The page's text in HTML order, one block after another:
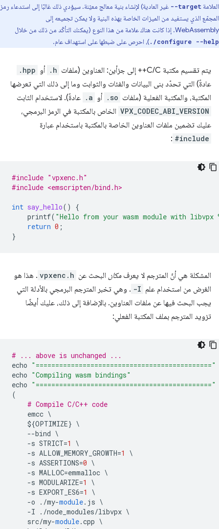
العلامة --target غير العادية) لإنشاء بنية معالج معيّنة. سيؤدي ذلك غالبًا إلى استدعاء رمز
المجمّع الذي يستفيد من الميزات الخاصة بهذه البنية ولا يمكن تجميعه إلى
WebAssembly. إذا كانت هناك علامة من هذا النوع (يمكنك التأكّد من ذلك من خلال
./configure --help)، احرص على ضبطها على استهداف عام.
يتم تقسيم مكتبة C/C++ إلى جزأين: العناوين (ملفات .h أو .hpp
عادةً) التي تحدّد بنى البيانات والفئات والثوابت وما إلى ذلك التي تعرضها
المكتبة، والمكتبة الفعلية (ملفات .so أو .a عادةً). لاستخدام الثابت
VPX_CODEC_ABI_VERSION الخاص بالمكتبة في الرمز البرمجي،
عليك تضمين ملفات العناوين الخاصة بالمكتبة باستخدام عبارة
#include
:
#include "vpxenc.h"
#include <emscripten/bind.h>
int say_hello()
{
printf( "Hello from your wasm module with libvpx
return 0 ;
}
المشكلة هي أنّ المترجم لا يعرف مكان البحث عن vpxenc.h . هذا هو
الغرض من استخدام علم -I . وهي تخبر المترجم البرمجي بالأدلة التي
يجب البحث فيها عن ملفات العناوين. بالإضافة إلى ذلك، عليك أيضًا
تزويد المترجم بملف المكتبة الفعلي:
# ... above is unchanged ...
echo "============================================="
echo "Compiling wasm bindings"
echo "============================================="
(
# Compile C/C++ code
emcc
${OPTIMIZE}
--bind
-s STRICT=1
-s ALLOW_MEMORY_GROWTH=1
-s ASSERTIONS=0
-s MALLOC=emmalloc
-s MODULARIZE=1
-s EXPORT_ES6=1
-o . /my-module. js
-I . /node_modules/libvpx
src/my-module.cpp